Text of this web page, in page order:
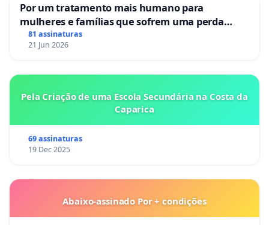
Por um tratamento mais humano para
mulheres e famílias que sofrem uma perda
gestacional nos hospitais portugueses
81 assinaturas
21 Jun 2026
Pela Criação de uma Escola Secundária na Costa da
Caparica
69 assinaturas
19 Dec 2025
Abaixo-assinado Por + condições